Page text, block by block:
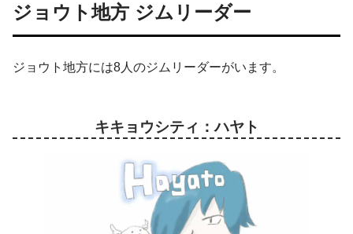
ジョウト地方 ジムリーダー
ジョウト地方には8人のジムリーダーがいます。
キキョウシティ：ハヤト